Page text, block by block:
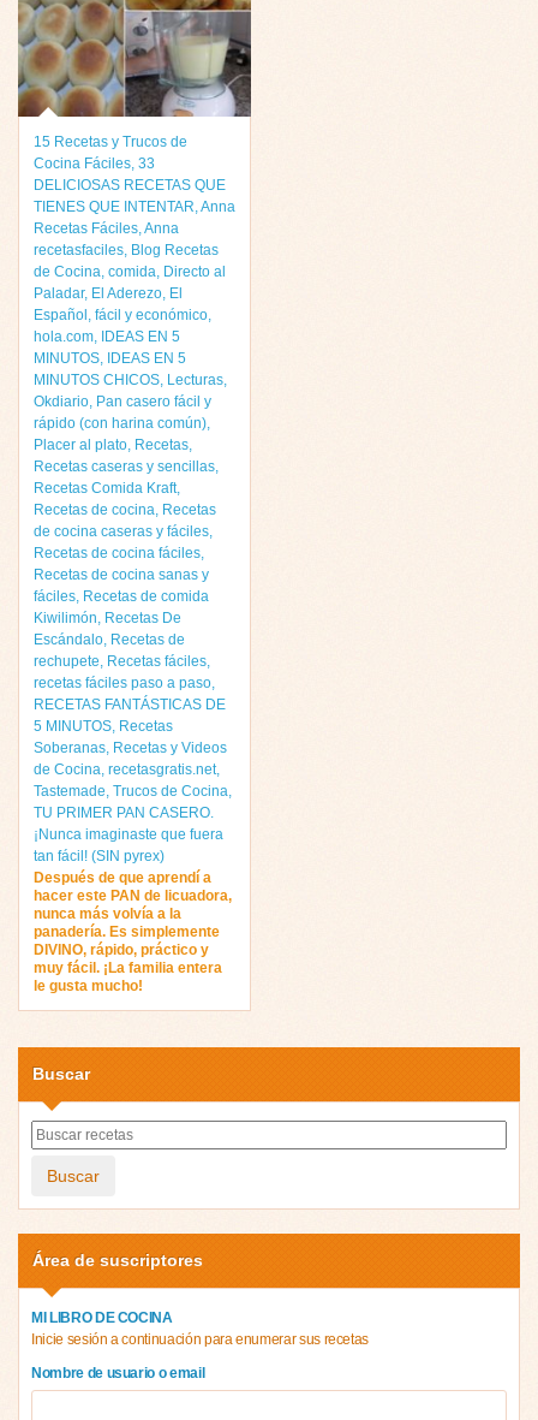
15 Recetas y Trucos de
Cocina Fáciles 33
DELICIOSAS RECETAS QUE
TIENES QUE INTENTAR Anna
Recetas Fáciles Anna
recetasfaciles Blog Recetas
de Cocina comida Directo al
Paladar, El Aderezo El
Español fácil y económico
hola.com IDEAS EN 5
MINUTOS IDEAS EN 5
MINUTOS CHICOS Lecturas
Okdiario Pan casero fácil y
rápido (con harina común)
Placer al plato Recetas
Recetas caseras y sencillas
Recetas Comida Kraft
Recetas de cocina Recetas
de cocina caseras y fáciles
Recetas de cocina fáciles
Recetas de cocina sanas y
fáciles Recetas de comida
Kiwilimón Recetas De
Escándalo Recetas de
rechupete Recetas fáciles
recetas fáciles paso a paso
RECETAS FANTÁSTICAS DE
5 MINUTOS Recetas
Soberanas Recetas y Videos
de Cocina recetasgratis.net
Tastemade Trucos de Cocina
TU PRIMER PAN CASERO.
¡Nunca imaginaste que fuera
tan fácil! (SIN pyrex)
Después de que aprendí a
hacer este PAN de licuadora,
nunca más volvía a la
panadería. Es simplemente
DIVINO, rápido, práctico y
muy fácil. ¡La familia entera
le gusta mucho!
Buscar
Buscar
Área de suscriptores
MI LIBRO DE COCINA
Inicie sesión a continuación para enumerar sus recetas
Nombre de usuario o email